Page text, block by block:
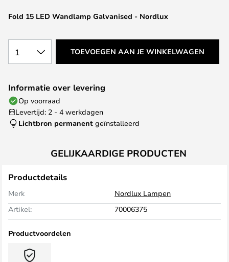
Fold 15 LED Wandlamp Galvanised - Nordlux
1 TOEVOEGEN AAN JE WINKELWAGEN
Informatie over levering
Op voorraad
Levertijd: 2 - 4 werkdagen
Lichtbron permanent geïnstalleerd
GELIJKAARDIGE PRODUCTEN
Productdetails
Merk
Nordlux Lampen
Artikel:
70006375
Productvoordelen